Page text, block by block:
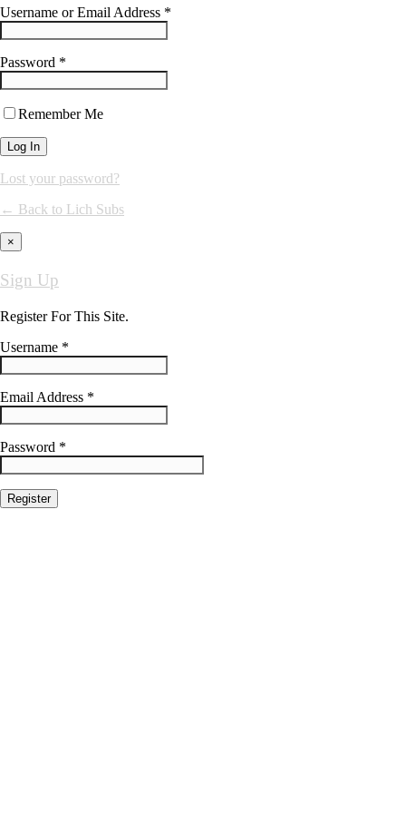
Username or Email Address *
Password *
Remember Me
Lost your password?
← Back to Lich Subs
×
Sign Up
Register For This Site.
Username *
Email Address *
Password *